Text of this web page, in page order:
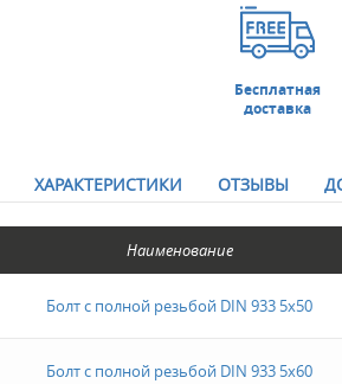
Бесплатная
доставка
ХАРАКТЕРИСТИКИ ОТЗЫВЫ
Наименование
Болт с полной резьбой DIN 933 5х50
Болт с полной резьбой DIN 933 5х60